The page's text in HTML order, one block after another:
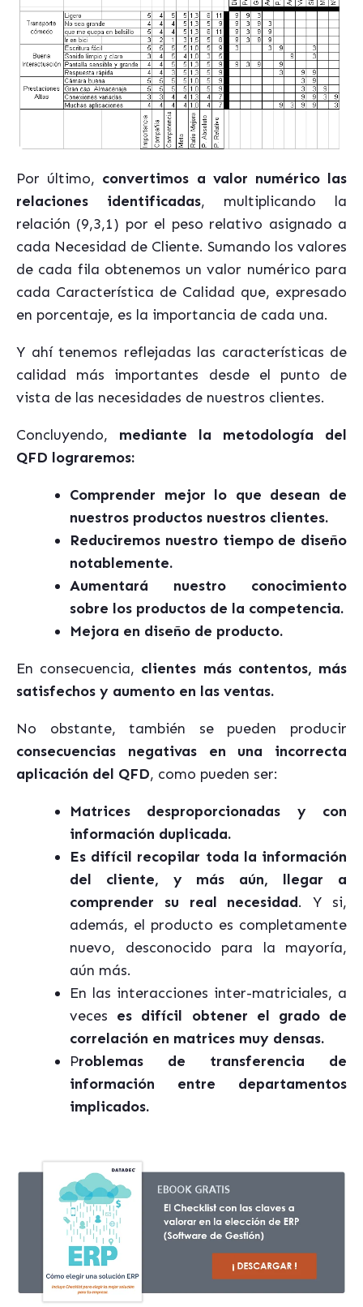
Por último, convertimos a valor numérico las
relaciones identificadas, multiplicando la
relación (9,3,1) por el peso relativo asignado a
cada Necesidad de Cliente. Sumando los valores
de cada fila obtenemos un valor numérico para
cada Característica de Calidad que, expresado
en porcentaje, es la importancia de cada una.
Y ahí tenemos reflejadas las características de
calidad más importantes desde el punto de
vista de las necesidades de nuestros clientes.
Concluyendo, mediante la metodología del
QFD lograremos:
Comprender mejor lo que desean de
nuestros productos nuestros clientes.
Reduciremos nuestro tiempo de diseño
notablemente.
Aumentará nuestro conocimiento
sobre los productos de la competencia.
Mejora en diseño de producto.
En consecuencia, clientes más contentos, más
satisfechos y aumento en las ventas.
No obstante, también se pueden producir
consecuencias negativas en una incorrecta
aplicación del QFD, como pueden ser:
Matrices desproporcionadas y con
información duplicada.
Es difícil recopilar toda la información
del cliente, y más aún, llegar a
comprender su real necesidad. Y si,
además, el producto es completamente
nuevo, desconocido para la mayoría,
aún más.
En las interacciones inter-matriciales, a
veces es difícil obtener el grado de
correlación en matrices muy densas.
Problemas de transferencia de
información entre departamentos
implicados.